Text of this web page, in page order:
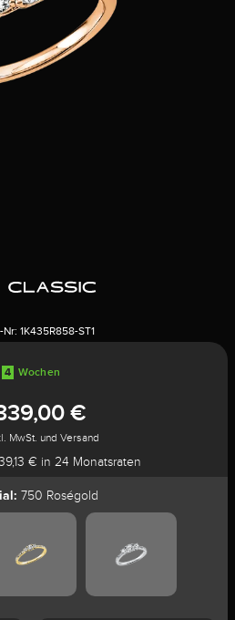
1K435R858-ST1
4 Wochen
€
MwSt. und Versand
€ in 24 Monatsraten
750 Roségold